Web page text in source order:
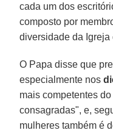
cada um dos
composto por
diversidade da Igreja
O Papa disse que
especialmente nos
mais competentes
consagradas", e,
mulheres também é